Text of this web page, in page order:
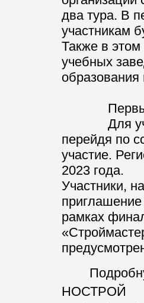
два тура. В
участникам
Также в этом
учебных
образования
Первый
Для
перейдя по
участие.
2023 года.
Участники,
рамках